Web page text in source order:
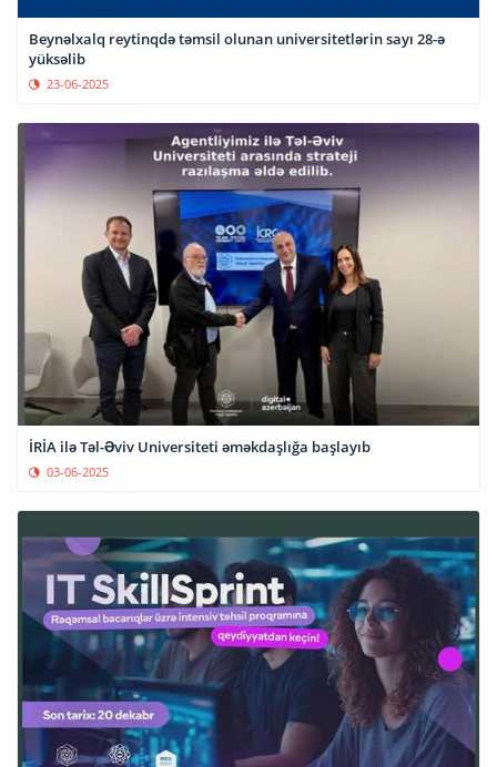
Beynəlxalq reytinqdə təmsil olunan universitetlərin sayı 28-ə
yüksəlib
23-06-2025
İRİA ilə Təl-Əviv Universiteti əməkdaşlığa başlayıb
03-06-2025